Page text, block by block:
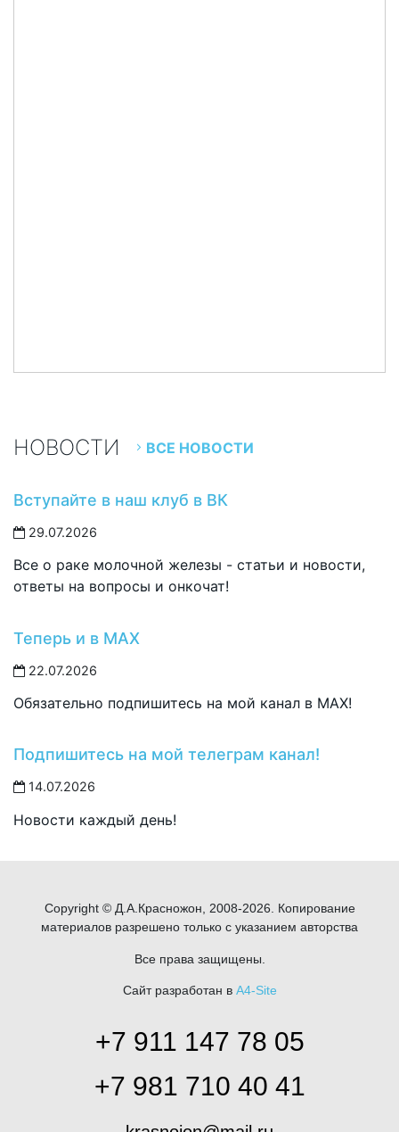
НОВОСТИ ВСЕ НОВОСТИ
Вступайте в наш клуб в ВК
29.07.2026
Все о раке молочной железы - статьи и новости,
ответы на вопросы и онкочат!
Теперь и в MAX
22.07.2026
Обязательно подпишитесь на мой канал в MAX!
Подпишитесь на мой телеграм канал!
14.07.2026
Новости каждый день!
Copyright © Д.А.Красножон, 2008-2026. Копирование
материалов разрешено только с указанием авторства
Все права защищены.
Сайт разработан в A4-Site
+7 911 147 78 05
+7 981 710 40 41